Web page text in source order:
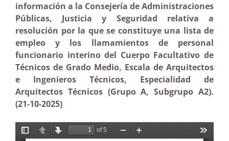
información a la Consejería de Administraciones
Públicas, Justicia y Seguridad relativa a
resolución por la que se constituye una lista de
empleo y los llamamientos de personal
funcionario interino del Cuerpo Facultativo de
Técnicos de Grado Medio, Escala de Arquitectos
e Ingenieros Técnicos, Especialidad de
Arquitectos Técnicos (Grupo A, Subgrupo A2).
(21-10-2025)